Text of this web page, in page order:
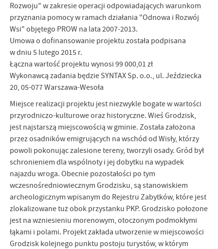
Rozwoju" w zakresie operacji odpowiadających warunkom
przyznania pomocy w ramach działania "Odnowa i Rozwój
Wsi" objętego PROW na lata 2007-2013.
Umowa o dofinansowanie projektu została podpisana
w dniu 5 lutego 2015 r.
Łączna wartość projektu wynosi 99 000,01 zł
Wykonawcą zadania będzie SYNTAX Sp. o.o., ul. Jeździecka
20, 05-077 Warszawa-Wesoła
Miejsce realizacji projektu jest niezwykle bogate w wartości
przyrodniczo-kulturowe oraz historyczne. Wieś Grodzisk,
jest najstarszą miejscowością w gminie. Została założona
przez osadników emigrujących na wschód od Wisły, którzy
powoli pokonując zalesione tereny, tworzyli osady. Gród był
schronieniem dla wspólnoty i jej dobytku na wypadek
najazdu wroga. Obecnie pozostałości po tym
wczesnośredniowiecznym Grodzisku, są stanowiskiem
archeologicznym wpisanym do Rejestru Zabytków, które jest
zlokalizowane tuż obok przystanku PKP. Grodzisko położone
jest na wzniesieniu morenowym, otoczonym podmokłymi
łąkami i polami. Projekt zakłada utworzenie w miejscowości
Grodzisk kolejnego punktu postoju turystów, w którym
Firmy te działają w charakterze pośredników prezentujących nasze
treści w postaci wiadomości, ofert, komunikatów mediów
społecznościowych.